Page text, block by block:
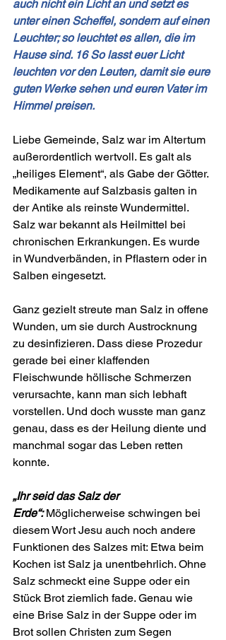
auch nicht ein Licht an und setzt es
unter einen Scheffel, sondern auf einen
Leuchter; so leuchtet es allen, die im
Hause sind. 16 So lasst euer Licht
leuchten vor den Leuten, damit sie eure
guten Werke sehen und euren Vater im
Himmel preisen.
Liebe Gemeinde, Salz war im Altertum
außerordentlich wertvoll. Es galt als
„heiliges Element“, als Gabe der Götter.
Medikamente auf Salzbasis galten in
der Antike als reinste Wundermittel.
Salz war bekannt als Heilmittel bei
chronischen Erkrankungen. Es wurde
in Wundverbänden, in Pflastern oder in
Salben eingesetzt.
Ganz gezielt streute man Salz in offene
Wunden, um sie durch Austrocknung
zu desinfizieren. Dass diese Prozedur
gerade bei einer klaffenden
Fleischwunde höllische Schmerzen
verur­sachte, kann man sich lebhaft
vorstellen. Und doch wusste man ganz
genau, dass es der Heilung diente und
manchmal sogar das Leben retten
konnte.
„Ihr seid das Salz der
Erde“: Möglicherweise schwingen bei
diesem Wort Jesu auch noch andere
Funktionen des Salzes mit: Etwa beim
Kochen ist Salz ja unentbehrlich. Ohne
Salz schmeckt eine Suppe oder ein
Stück Brot ziemlich fade. Genau wie
eine Brise Salz in der Suppe oder im
Brot sollen Christen zum Segen